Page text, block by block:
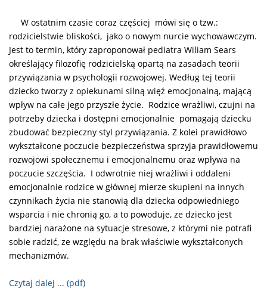
W ostatnim czasie coraz częściej mówi się o tzw.:
rodzicielstwie bliskości, jako o nowym nurcie wychowawczym.
Jest to termin, który zaproponował pediatra Wiliam Sears
określający filozofię rodzicielską opartą na zasadach teorii
przywiązania w psychologii rozwojowej. Według tej teorii
dziecko tworzy z opiekunami silną więź emocjonalną, mającą
wpływ na całe jego przyszłe życie. Rodzice wrażliwi, czujni na
potrzeby dziecka i dostępni emocjonalnie pomagają dziecku
zbudować bezpieczny styl przywiązania. Z kolei prawidłowo
wykształcone poczucie bezpieczeństwa sprzyja prawidłowemu
rozwojowi społecznemu i emocjonalnemu oraz wpływa na
poczucie szczęścia. I odwrotnie niej wrażliwi i oddaleni
emocjonalnie rodzice w głównej mierze skupieni na innych
czynnikach życia nie stanowią dla dziecka odpowiedniego
wsparcia i nie chronią go, a to powoduje, ze dziecko jest
bardziej narażone na sytuacje stresowe, z którymi nie potrafi
sobie radzić, ze względu na brak właściwie wykształconych
mechanizmów.
Czytaj dalej ... (pdf)